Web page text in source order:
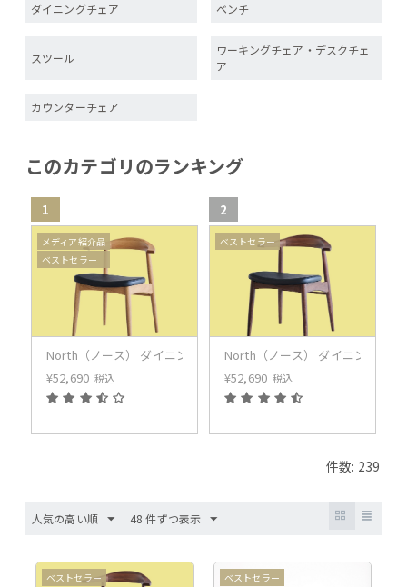
ダイニングチェア ベンチ
スツール
ワーキングチェア・デスクチェ
ア
カウンターチェア
このカテゴリのランキング
1
メディア紹介品
ベストセラー
North（ノース） ダイニングチェア AC02（オーク）
¥52,690 税込
2
ベストセラー
North（ノース） ダイニングチェ
¥52,690 税込
件数: 239
人気の高い順 48 件ずつ表示
ベストセラー ベストセラー